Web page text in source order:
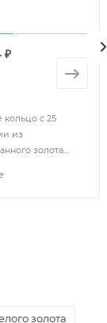
кольцо с 25
из
золота
₽
золота